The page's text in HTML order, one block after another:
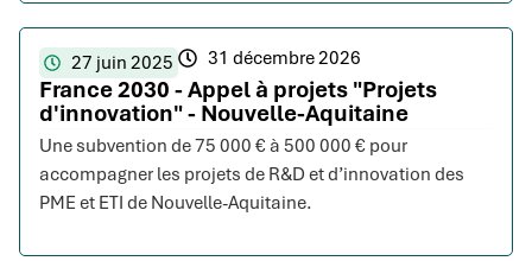
27 juin 2025 31 décembre 2026
France 2030 - Appel à projets "Projets
d'innovation" - Nouvelle-Aquitaine
Une subvention de 75 000 € à 500 000 € pour
accompagner les projets de R&D et d’innovation des
PME et ETI de Nouvelle-Aquitaine.